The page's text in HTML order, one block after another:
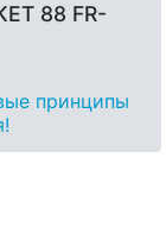
88 FR-
принципы